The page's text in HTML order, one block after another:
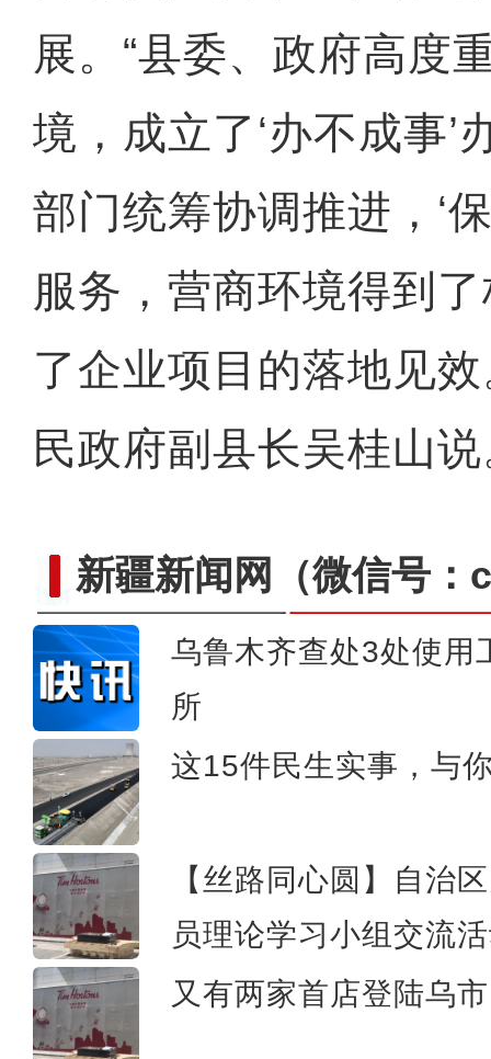
展。“县委、政府高度
境，成立了‘办不成事’
部门统筹协调推进，‘
服务，营商环境得到
了企业项目的落地见
民政府副县长吴桂山
新疆新闻网 （微信号
乌鲁木齐查处3处使用
所
这15件民生实事，与
【丝路同心圆】自治
员理论学习小组交流
又有两家首店登陆乌